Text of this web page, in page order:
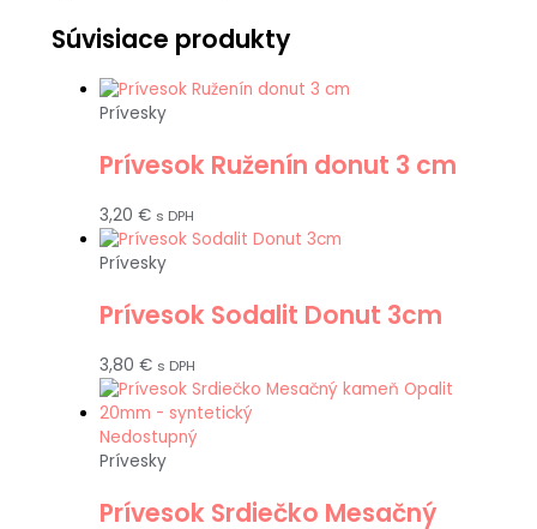
Súvisiace produkty
Prívesky
Prívesok Ruženín donut 3 cm
3,20 € s DPH
Prívesky
Prívesok Sodalit Donut 3cm
3,80 € s DPH
Nedostupný
Prívesky
Prívesok Srdiečko Mesačný